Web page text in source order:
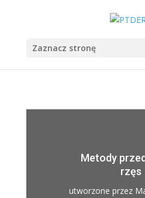
Zaznacz stronę
Metody
rzęs
utworzone przez